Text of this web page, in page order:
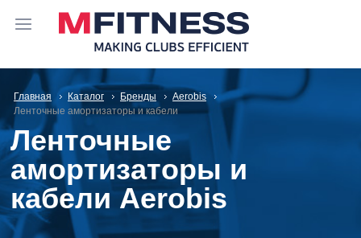
Главная Каталог Бренды
Aerobis
Ленточные амортизаторы и кабели
Ленточные
амортизаторы и
кабели Aerobis